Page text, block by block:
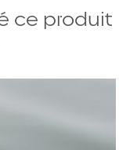
ce produit